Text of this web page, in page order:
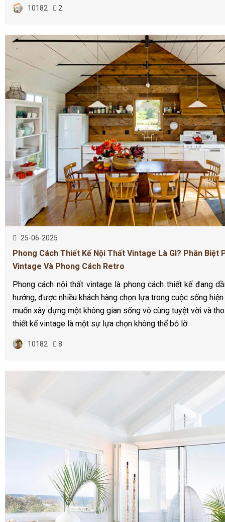
10182 2
25-06-2025
Phong Cách Thiết Kế Nội Thất Vintage Là Gì? Phân Biệt
Vintage Và Phong Cách Retro
Phong cách nội thất vintage là phong cách thiết kế đang
hướng, được nhiều khách hàng chọn lựa trong cuộc sống hiện
muốn xây dựng một không gian sống vô cùng tuyệt vời và
thiết kế vintage là một sự lựa chọn không thể bỏ lỡ.
10182 8